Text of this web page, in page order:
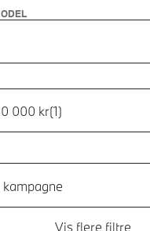
000 kr(1)
Vis flere filtre